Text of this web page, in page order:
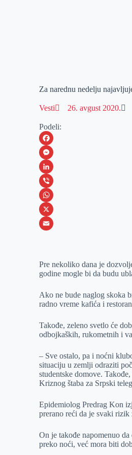
Za narednu nedelju
Vesti 26. avgust 2020.
Podeli:
F
a
c
e
b
o
M
e
s
s
e
e
r
L
i
n
k
I
n
V
i
b
W
h
s
A
p
p
X
a
i
l
Pre nekoliko dana je
godine mogle bi da budu
Ako ne bude naglog skoka
radno vreme kafića i
Takođe, zeleno svetlo će
odbojkaških, rukometnih i
– Sve ostalo, pa i noćni
situaciju u zemlji odraziti
studentske domove.
Kriznog štaba za Srpski
Epidemiolog Predrag Kon
prerano reći da je svaki rizik
On je takođe napomenuo
preko noći, već mora biti